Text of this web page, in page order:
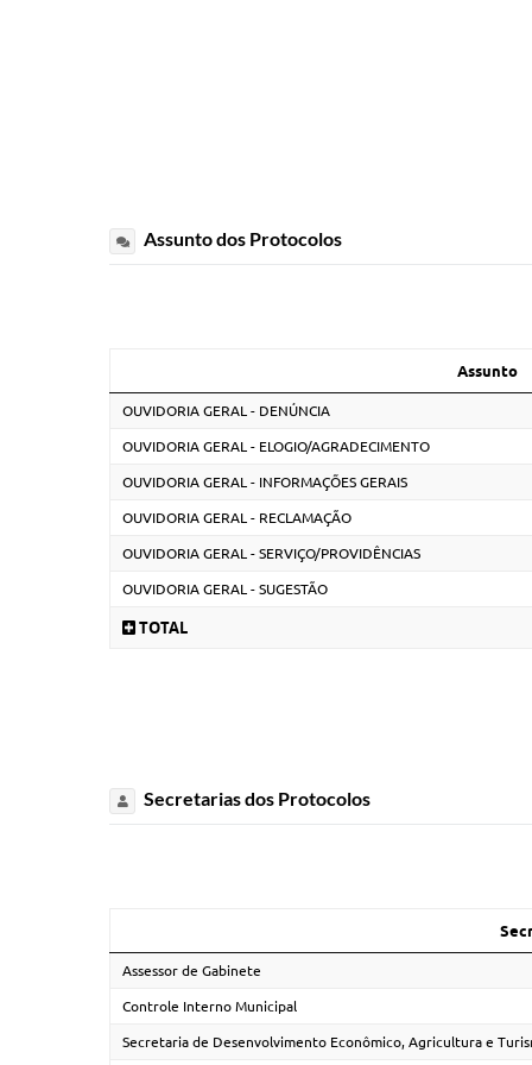
Assunto dos Protocolos
Assunto
OUVIDORIA GERAL - DENÚNCIA
OUVIDORIA GERAL - ELOGIO/AGRADECIMENTO
OUVIDORIA GERAL - INFORMAÇÕES GERAIS
OUVIDORIA GERAL - RECLAMAÇÃO
OUVIDORIA GERAL - SERVIÇO/PROVIDÊNCIAS
OUVIDORIA GERAL - SUGESTÃO
TOTAL
Secretarias dos Protocolos
Assessor de Gabinete
Controle Interno Municipal
Secretaria de Desenvolvimento Econômico, Agricultura e